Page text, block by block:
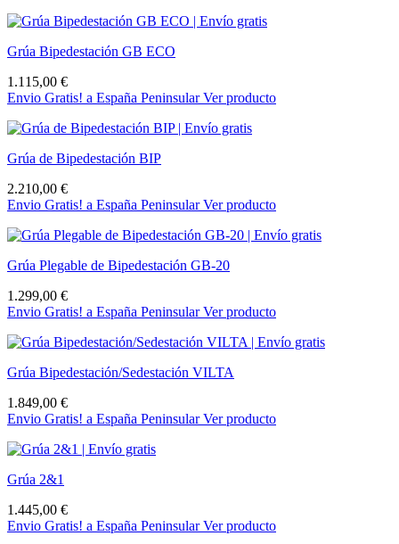
Grúa Bipedestación GB ECO
1.115,00 €
Envio Gratis! a España PeninsularVer producto
Grúa de Bipedestación BIP
2.210,00 €
Envio Gratis! a España PeninsularVer producto
Grúa Plegable de Bipedestación GB-20
1.299,00 €
Envio Gratis! a España PeninsularVer producto
Grúa Bipedestación/Sedestación VILTA
1.849,00 €
Envio Gratis! a España PeninsularVer producto
Grúa 2&1
1.445,00 €
Envio Gratis! a España PeninsularVer producto